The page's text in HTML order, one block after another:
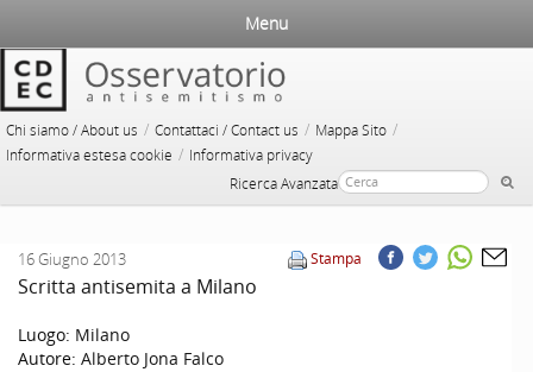
Chi siamo / About us / Contattaci / Contact us / Mappa Sito /
Informativa estesa cookie / Informativa privacy
Ricerca Avanzata
Menu
Stampa
16 Giugno 2013
Scritta antisemita a Milano
Luogo: Milano
Autore: Alberto Jona Falco